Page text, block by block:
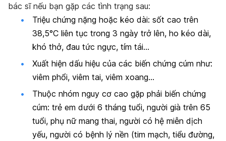
bác sĩ nếu bạn gặp các tình trạng sau:
Triệu chứng nặng hoặc kéo dài: sốt cao trên
38,5°C liên tục trong 3 ngày trở lên, ho kéo dài,
khó thở, đau tức ngực, tím tái…
Xuất hiện dấu hiệu của các biến chứng cúm như:
viêm phổi, viêm tai, viêm xoang…
Thuộc nhóm nguy cơ cao gặp phải biến chứng
cúm: trẻ em dưới 6 tháng tuổi, người già trên 65
tuổi, phụ nữ mang thai, người có hệ miễn dịch
yếu, người có bệnh lý nền (tim mạch, tiểu đường,